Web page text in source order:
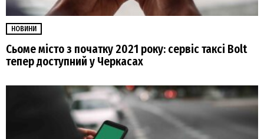
НОВИНИ
Сьоме місто з початку 2021 року: сервіс таксі Bolt
тепер доступний у Черкасах